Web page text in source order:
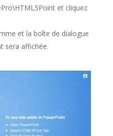
et cliquez
et la boîte de dialogue
sera affichée.